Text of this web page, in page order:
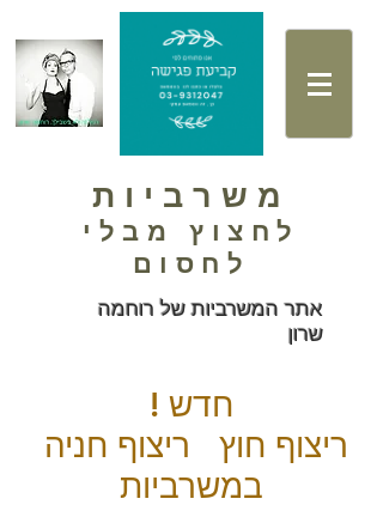
משרביות
לחצוץ מבלי
לחסום
אתר המשרביות של רוחמה
שרון
חדש !
ריצוף חוץ ריצוף חניה
במשרביות